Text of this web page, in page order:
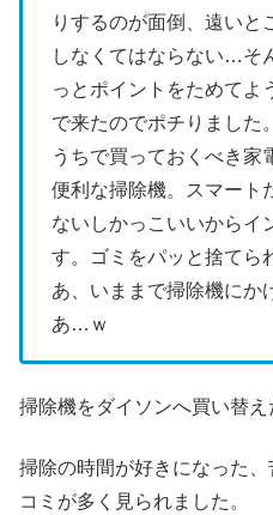
りするのが面倒、遠いと
しなくてはならない…そ
っとポイントをためてよ
で来たのでポチりました
うちで買っておくべき家
便利な掃除機。スマート
ないしかっこいいからイ
す。ゴミをパッと捨てら
あ、いままで掃除機にか
あ…ｗ
掃除機をダイソンへ買い替え
掃除の時間が好きになった
コミが多く見られました。